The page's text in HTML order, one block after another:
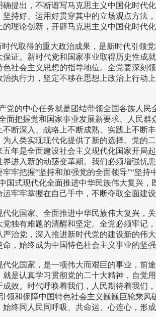
提出，不断谱写马克思主义中国化时代
持好、运用好贯穿其中的立场观点方法
理论创新，开辟马克思主义中国化时代化
时代取得的重大政治成果，是新时代引领
证。新时代党和国家事业取得历史性成
社会主义思想的指导地位。全党要深刻
执行力，坚定不移在思想上政治上行动
党的中心任务就是团结带领全国各族人
面把握党和国家事业发展新要求、人民
断深入、战略上不断成熟、实践上不断
人类实现现代化提供了新的选择。党的
年是全面建设社会主义现代化国家开局
进入新的动荡变革期。我们必须增强忧
牢把握“坚持和加强党的全面领导”“坚
国式现代化全面推进中华民族伟大复兴
运牢牢掌握在自己手中，不断夺取全面建
代化国家、全面推进中华民族伟大复兴，
独有难题的清醒和坚定。全党必须牢记
治党，深入推进新时代党的建设新的伟
，始终成为中国特色社会主义事业的坚强
化国家，是一项伟大而艰巨的事业，前
就是认真学习贯彻党的二十大精神，自觉
效。时代呼唤着我们，人民期待着我们
领和保障中国特色社会主义巍巍巨轮乘
终同人民同呼吸、共命运、心连心，形